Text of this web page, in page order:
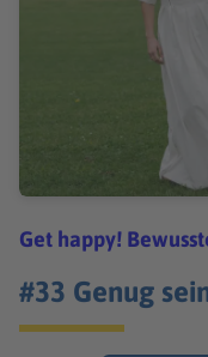
Get happy!
#33 Genug